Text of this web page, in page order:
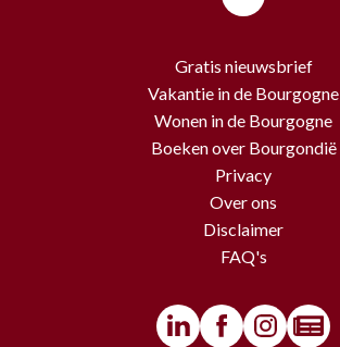
Gratis nieuwsbrief
Vakantie in de Bourgogne
Wonen in de Bourgogne
Boeken over Bourgondië
Privacy
Over ons
Disclaimer
FAQ's